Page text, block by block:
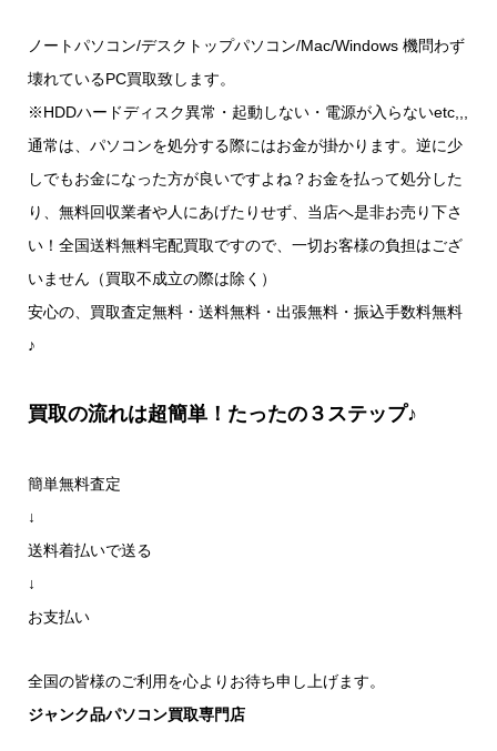
ノートパソコン/デスクトップパソコン/Mac/Windows 機問わず
壊れているPC買取致します。
※HDDハードディスク異常・起動しない・電源が入らないetc,,,
通常は、パソコンを処分する際にはお金が掛かります。逆に少
しでもお金になった方が良いですよね？お金を払って処分した
り、無料回収業者や人にあげたりせず、当店へ是非お売り下さ
い！全国送料無料宅配買取ですので、一切お客様の負担はござ
いません（買取不成立の際は除く）
安心の、買取査定無料・送料無料・出張無料・振込手数料無料
♪
買取の流れは超簡単！たったの３ステップ♪
簡単無料査定
↓
送料着払いで送る
↓
お支払い
全国の皆様のご利用を心よりお待ち申し上げます。
ジャンク品パソコン買取専門店